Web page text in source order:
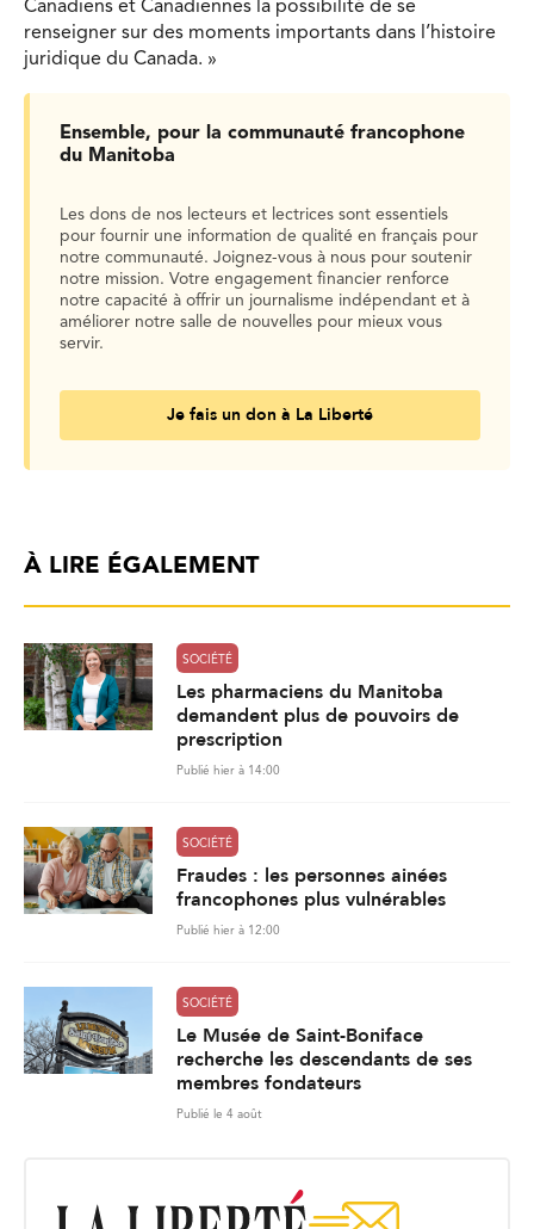
Canadiens et Canadiennes la possibilité de se
renseigner sur des moments importants dans l’histoire
juridique du Canada. »
Ensemble, pour la communauté francophone
du Manitoba
Les dons de nos lecteurs et lectrices sont essentiels
pour fournir une information de qualité en français pour
notre communauté. Joignez-vous à nous pour soutenir
notre mission. Votre engagement financier renforce
notre capacité à offrir un journalisme indépendant et à
améliorer notre salle de nouvelles pour mieux vous
servir.
Je fais un don à La Liberté
À LIRE ÉGALEMENT
SOCIÉTÉ
Les pharmaciens du Manitoba
demandent plus de pouvoirs de
prescription
Publié hier à 14:00
SOCIÉTÉ
Fraudes : les personnes ainées
francophones plus vulnérables
Publié hier à 12:00
SOCIÉTÉ
Le Musée de Saint-Boniface
recherche les descendants de ses
membres fondateurs
Publié le 4 août